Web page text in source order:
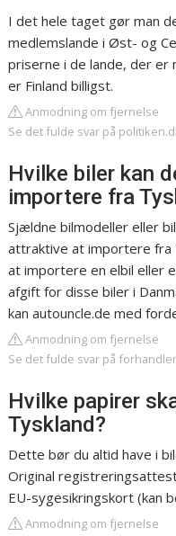
I det hele taget gør man
medlemslande i Øst- og
priserne i de lande, der er
er Finland billigst.
Anmodning om fjernelse
Se det fulde svar på
Hvilke biler kan
importere fra
Sjældne bilmodeller eller
attraktive at importere fra
at importere en elbil eller
afgift for disse biler i
kan autouncle.de med
Anmodning om fjernelse
Se det fulde svar på
Hvilke papirer
Tyskland?
Dette bør du altid have i
Original
EU-sygesikringskort (kan
Anmodning om fjernelse